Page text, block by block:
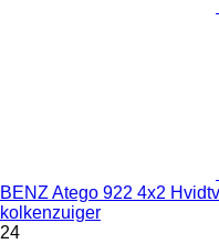
BENZ Atego 922 4x2
kolkenzuiger
24